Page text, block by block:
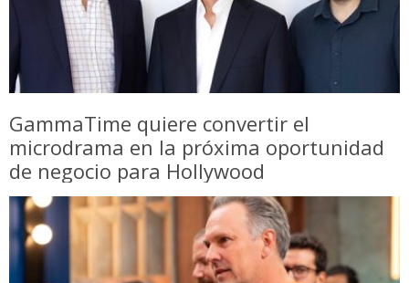
GammaTime quiere convertir el
microdrama en la próxima oportunidad
de negocio para Hollywood